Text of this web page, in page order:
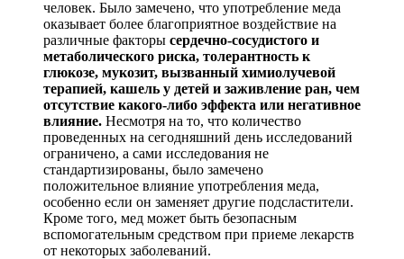
человек. Было замечено, что употребление меда
оказывает более благоприятное воздействие на
различные факторы сердечно-сосудистого и
метаболического риска, толерантность к
глюкозе, мукозит, вызванный химиолучевой
терапией, кашель у детей и заживление ран, чем
отсутствие какого-либо эффекта или негативное
влияние. Несмотря на то, что количество
проведенных на сегодняшний день исследований
ограничено, а сами исследования не
стандартизированы, было замечено
положительное влияние употребления меда,
особенно если он заменяет другие подсластители.
Кроме того, мед может быть безопасным
вспомогательным средством при приеме лекарств
от некоторых заболеваний.